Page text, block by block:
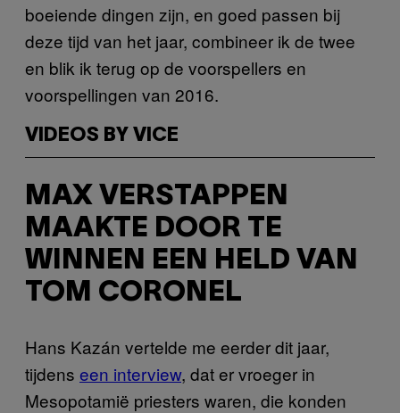
boeiende dingen zijn, en goed passen bij
deze tijd van het jaar, combineer ik de twee
en blik ik terug op de voorspellers en
voorspellingen van 2016.
VIDEOS BY VICE
MAX VERSTAPPEN
MAAKTE DOOR TE
WINNEN EEN HELD VAN
TOM CORONEL
Hans Kazán vertelde me eerder dit jaar,
tijdens een interview, dat er vroeger in
Mesopotamië priesters waren, die konden